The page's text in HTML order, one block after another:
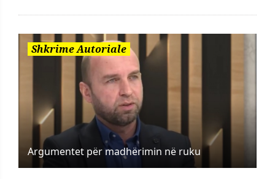
Shkrime Autoriale
Argumentet për madhërimin në ruku